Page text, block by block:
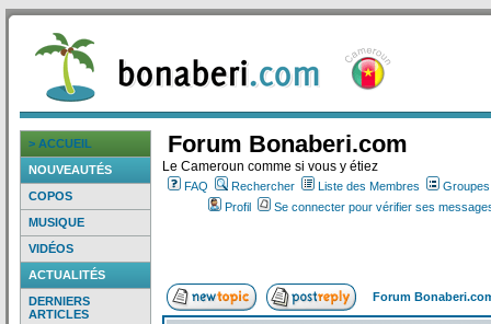
> ACCUEIL
NOUVEAUTÉS
COPOS
MUSIQUE
VIDÉOS
ACTUALITÉS
DERNIERS
ARTICLES
Forum Bonaberi.com
Le Cameroun comme si vous y étiez
FAQ Rechercher Liste des Membres
Profil
Se connecter pour vérifier ses
Forum